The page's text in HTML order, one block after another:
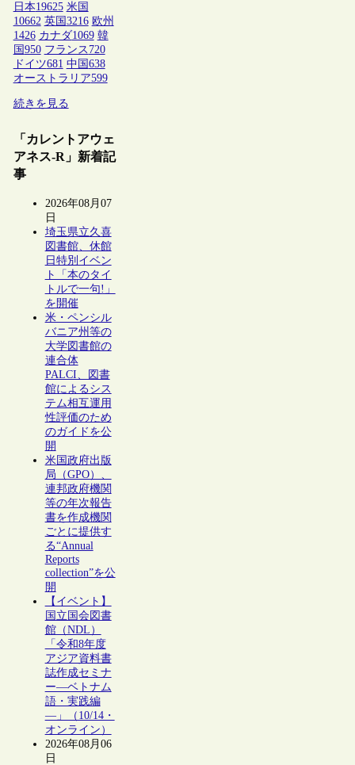
日本19625 米国
10662 英国 3216 欧州
1426 カナダ1069 韓
国 950 フランス 720
ドイツ681 中国 638
オーストラリア599
続きを見る
「カレントアウェ
アネス-R」新着記
事
2026年08月07
日
埼玉県立久喜
図書館、休館
日特別イベン
ト「本のタイ
トルで一句!」
を開催
米・ペンシル
バニア州等の
大学図書館の
連合体
PALCI、図書
館によるシス
テム相互運用
性評価のため
のガイドを公
開
米国政府出版
局（GPO）、
連邦政府機関
等の年次報告
書を作成機関
ごとに提供す
る“Annual
Reports
collection”を公
開
【イベント】
国立国会図書
館（NDL）
「令和8年度
アジア資料書
誌作成セミナ
ー―ベトナム
語・実践編
―」（10/14・
オンライン）
2026年08月06
日